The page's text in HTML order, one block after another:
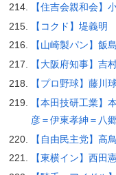
【住吉会親和会】
【コクド】堤義明
【山崎製パン】飯
【大阪府知事】吉
【プロ野球】藤川
【本田技研工業】
彦＝伊東孝紳＝八
【自由民主党】高
【東横イン】西田